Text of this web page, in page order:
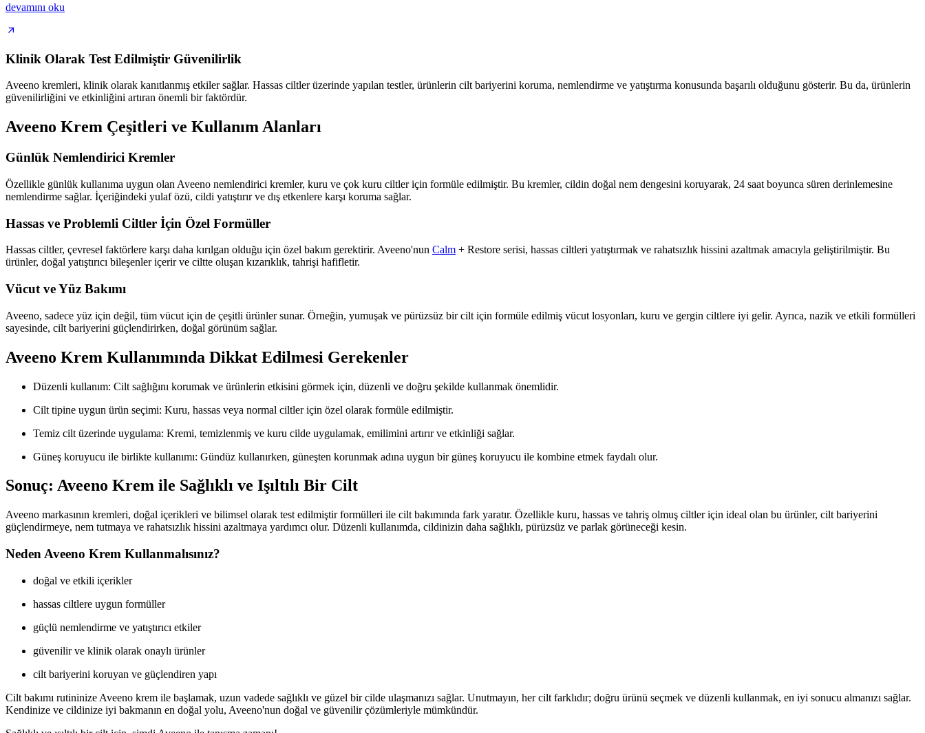
devamını oku
Klinik Olarak Test Edilmiştir Güvenilirlik
Aveeno kremleri, klinik olarak kanıtlanmış etkiler sağlar. Hassas ciltler üzerinde yapılan testler, ürünlerin cilt bariyerini koruma, nemlendirme ve yatıştırma konusunda başarılı olduğunu gösterir. Bu da, ürünlerin
güvenilirliğini ve etkinliğini artıran önemli bir faktördür.
Aveeno Krem Çeşitleri ve Kullanım Alanları
Günlük Nemlendirici Kremler
Özellikle günlük kullanıma uygun olan Aveeno nemlendirici kremler, kuru ve çok kuru ciltler için formüle edilmiştir. Bu kremler, cildin doğal nem dengesini koruyarak, 24 saat boyunca süren derinlemesine
nemlendirme sağlar. İçeriğindeki yulaf özü, cildi yatıştırır ve dış etkenlere karşı koruma sağlar.
Hassas ve Problemli Ciltler İçin Özel Formüller
Hassas ciltler, çevresel faktörlere karşı daha kırılgan olduğu için özel bakım gerektirir. Aveeno'nun Calm + Restore serisi, hassas ciltleri yatıştırmak ve rahatsızlık hissini azaltmak amacıyla geliştirilmiştir. Bu
ürünler, doğal yatıştırıcı bileşenler içerir ve ciltte oluşan kızarıklık, tahrişi hafifletir.
Vücut ve Yüz Bakımı
Aveeno, sadece yüz için değil, tüm vücut için de çeşitli ürünler sunar. Örneğin, yumuşak ve pürüzsüz bir cilt için formüle edilmiş vücut losyonları, kuru ve gergin ciltlere iyi gelir. Ayrıca, nazik ve etkili formülleri
sayesinde, cilt bariyerini güçlendirirken, doğal görünüm sağlar.
Aveeno Krem Kullanımında Dikkat Edilmesi Gerekenler
Düzenli kullanım: Cilt sağlığını korumak ve ürünlerin etkisini görmek için, düzenli ve doğru şekilde kullanmak önemlidir.
Cilt tipine uygun ürün seçimi: Kuru, hassas veya normal ciltler için özel olarak formüle edilmiştir.
Temiz cilt üzerinde uygulama: Kremi, temizlenmiş ve kuru cilde uygulamak, emilimini artırır ve etkinliği sağlar.
Güneş koruyucu ile birlikte kullanımı: Gündüz kullanırken, güneşten korunmak adına uygun bir güneş koruyucu ile kombine etmek faydalı olur.
Sonuç: Aveeno Krem ile Sağlıklı ve Işıltılı Bir Cilt
Aveeno markasının kremleri, doğal içerikleri ve bilimsel olarak test edilmiştir formülleri ile cilt bakımında fark yaratır. Özellikle kuru, hassas ve tahriş olmuş ciltler için ideal olan bu ürünler, cilt bariyerini
güçlendirmeye, nem tutmaya ve rahatsızlık hissini azaltmaya yardımcı olur. Düzenli kullanımda, cildinizin daha sağlıklı, pürüzsüz ve parlak görüneceği kesin.
Neden Aveeno Krem Kullanmalısınız?
doğal ve etkili içerikler
hassas ciltlere uygun formüller
güçlü nemlendirme ve yatıştırıcı etkiler
güvenilir ve klinik olarak onaylı ürünler
cilt bariyerini koruyan ve güçlendiren yapı
Cilt bakımı rutininize Aveeno krem ile başlamak, uzun vadede sağlıklı ve güzel bir cilde ulaşmanızı sağlar. Unutmayın, her cilt farklıdır; doğru ürünü seçmek ve düzenli kullanmak, en iyi sonucu almanızı sağlar.
Kendinize ve cildinize iyi bakmanın en doğal yolu, Aveeno'nun doğal ve güvenilir çözümleriyle mümkündür.